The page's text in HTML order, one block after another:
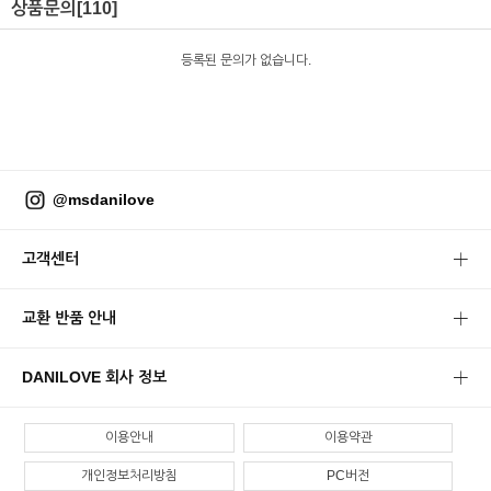
상품문의 [110]
등록된 문의가 없습니다.
@msdanilove
고객센터
교환 반품 안내
DANILOVE 회사 정보
이용안내 이용약관
개인정보처리방침 PC버전